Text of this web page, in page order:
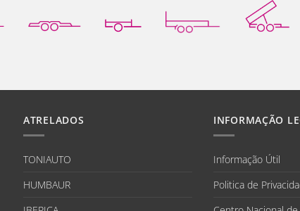
ATRELADOS
TONIAUTO
HUMBAUR
INFORMAÇÃO
Informação Útil
Politica de